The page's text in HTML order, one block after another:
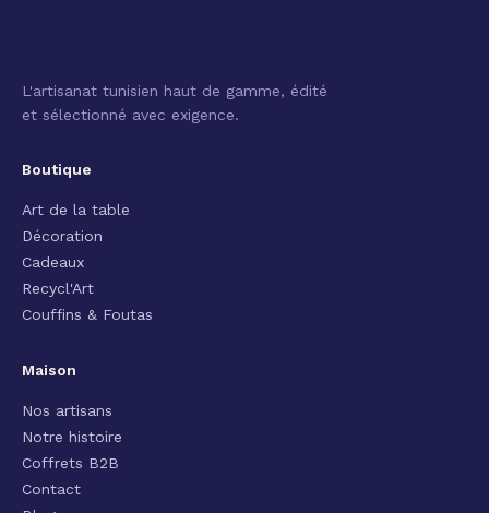
L'artisanat tunisien haut de gamme, édité
et sélectionné avec exigence.
Boutique
Art de la table
Décoration
Cadeaux
Recycl'Art
Couffins & Foutas
Maison
Nos artisans
Notre histoire
Coffrets B2B
Contact